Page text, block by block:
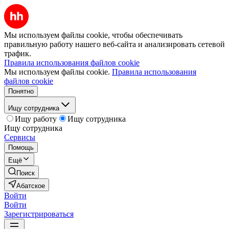
Мы используем файлы cookie, чтобы обеспечивать
правильную работу нашего веб-сайта и анализировать сетевой
трафик.
Правила использования файлов cookie
Мы используем файлы cookie. Правила использования
файлов cookie
Понятно
Ищу сотрудника
Ищу работу
Ищу сотрудника
Ищу сотрудника
Сервисы
Помощь
Ещё
Поиск
Абатское
Войти
Войти
Зарегистрироваться